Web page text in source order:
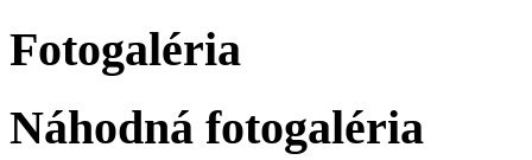
Fotogaléria
Náhodná fotogaléria